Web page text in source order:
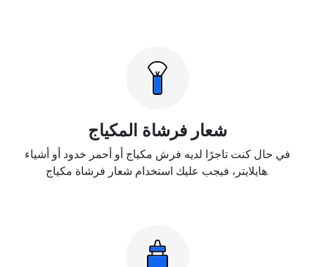
شعار فرشاة المكياج
في حال كنت تاجرًا لديه فرش مكياج أو أحمر خدود أو أشياء
هايلايتر، فيجب عليك استخدام شعار فرشاة مكياج.